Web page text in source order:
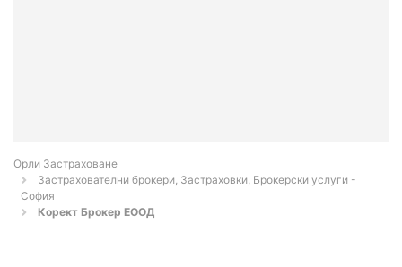
Орли Застраховане
Застрахователни брокери, Застраховки, Брокерски услуги -
София
Корект Брокер ЕООД